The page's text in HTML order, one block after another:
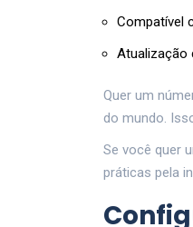
Compatível
Atualização
Quer um
do mundo.
Se você quer
práticas pela